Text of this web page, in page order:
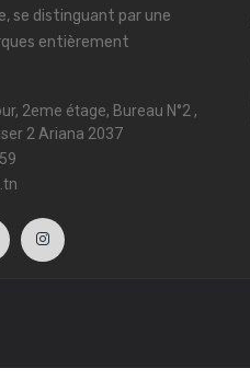
se distinguant par une
entièrement
2eme étage, Bureau N°2 ,
2 Ariana 2037